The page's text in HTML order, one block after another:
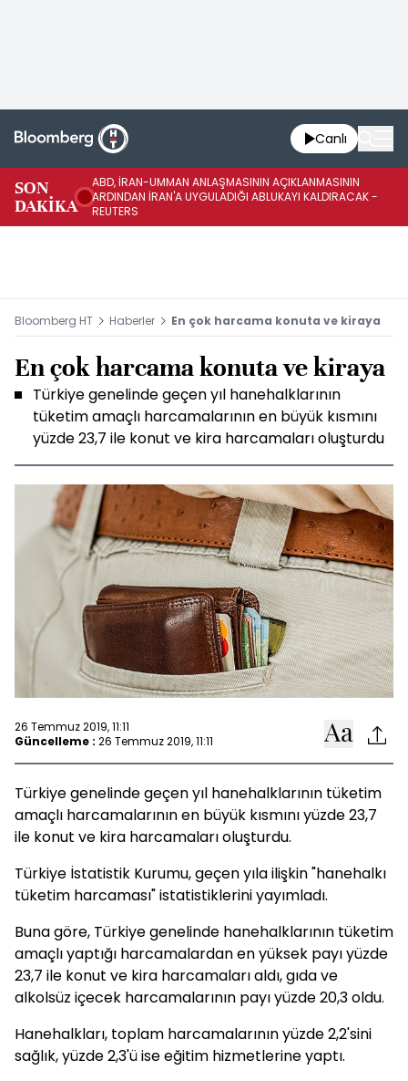
Canlı
SON
DAKİKA
ABD, İRAN-UMMAN ANLAŞMASININ AÇIKLANMASININ
ARDINDAN İRAN'A UYGULADIĞI ABLUKAYI KALDIRACAK -
REUTERS
Bloomberg HT Haberler En çok harcama konuta ve kiraya
En çok harcama konuta ve kiraya
Türkiye genelinde geçen yıl hanehalklarının
tüketim amaçlı harcamalarının en büyük kısmını
yüzde 23,7 ile konut ve kira harcamaları oluşturdu
26 Temmuz 2019, 11:11
Güncelleme : 26 Temmuz 2019, 11:11
Türkiye genelinde geçen yıl hanehalklarının tüketim
amaçlı harcamalarının en büyük kısmını yüzde 23,7
ile konut ve kira harcamaları oluşturdu.
Türkiye İstatistik Kurumu, geçen yıla ilişkin "hanehalkı
tüketim harcaması" istatistiklerini yayımladı.
Buna göre, Türkiye genelinde hanehalklarının tüketim
amaçlı yaptığı harcamalardan en yüksek payı yüzde
23,7 ile konut ve kira harcamaları aldı, gıda ve
alkolsüz içecek harcamalarının payı yüzde 20,3 oldu.
Hanehalkları, toplam harcamalarının yüzde 2,2'sini
sağlık, yüzde 2,3'ü ise eğitim hizmetlerine yaptı.